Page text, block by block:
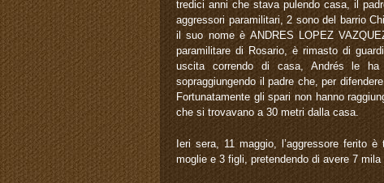
tredici anni che stava pulendo casa, il
aggressori paramilitari, 2 sono del barrio
il suo nome è ANDRES LOPEZ
paramilitare di Rosario, è rimasto di
uscita correndo di casa, Andrés le
sopraggiungendo il padre che, per
Fortunatamente gli spari non hanno
che si trovavano a 30 metri dalla casa.
Ieri sera, 11 maggio, l’aggressore ferito
moglie e 3 figli, pretendendo di avere 7 mila